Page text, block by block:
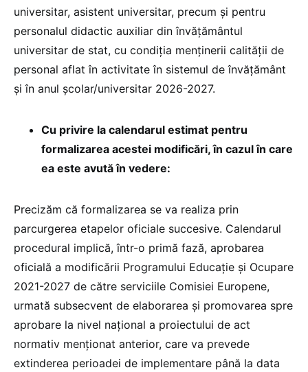
universitar, asistent universitar, precum și pentru
personalul didactic auxiliar din învățământul
universitar de stat, cu condiția menținerii calității de
personal aflat în activitate în sistemul de învățământ
și în anul școlar/universitar 2026-2027.
Cu privire la calendarul estimat pentru
formalizarea acestei modificări, în cazul în care
ea este avută în vedere:
Precizăm că formalizarea se va realiza prin
parcurgerea etapelor oficiale succesive. Calendarul
procedural implică, într-o primă fază, aprobarea
oficială a modificării Programului Educație și Ocupare
2021-2027 de către serviciile Comisiei Europene,
urmată subsecvent de elaborarea și promovarea spre
aprobare la nivel național a proiectului de act
normativ menționat anterior, care va prevede
extinderea perioadei de implementare până la data